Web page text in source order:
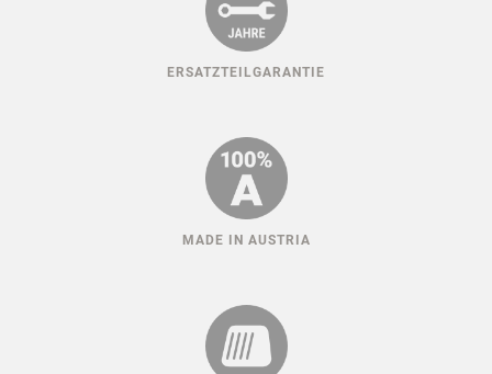
ERSATZTEILGARANTIE
MADE IN AUSTRIA